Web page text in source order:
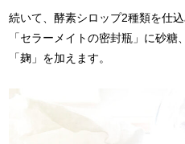
続いて、酵素シロップ2種類を仕込
「セラーメイトの密封瓶」に砂糖
「麹」を加えます。